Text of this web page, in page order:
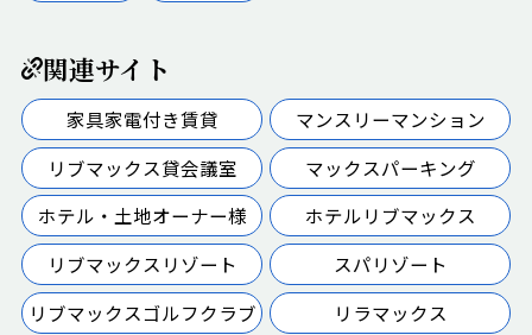
関連サイト
家具家電付き賃貸
マンスリーマンション
リブマックス貸会議室
マックスパーキング
ホテル・土地オーナー様
ホテルリブマックス
リブマックスリゾート
スパリゾート
リブマックスゴルフクラブ
リラマックス